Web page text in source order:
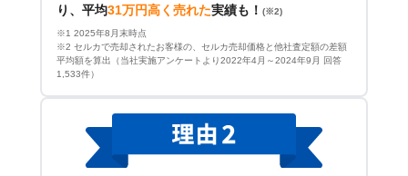
り、平均31万円高く売れた実績も！ (※2)
※1 2025年8月末時点
※2 セルカで売却されたお客様の、セルカ売却価格と他社査定額の差額
平均額を算出（当社実施アンケートより2022年4月～2024年9月 回答
1,533件）